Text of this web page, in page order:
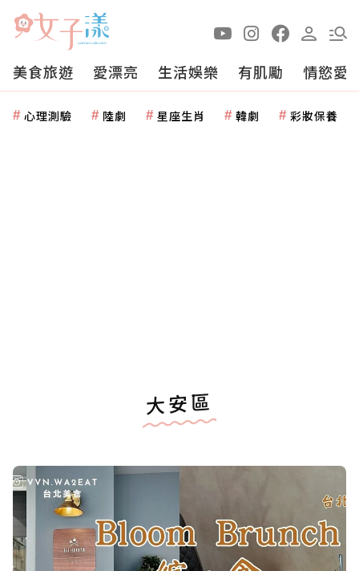
美食旅遊 愛漂亮 生活娛樂 有肌勵 情慾愛
心理測驗 陸劇 星座生肖 韓劇 彩妝保養
大安區